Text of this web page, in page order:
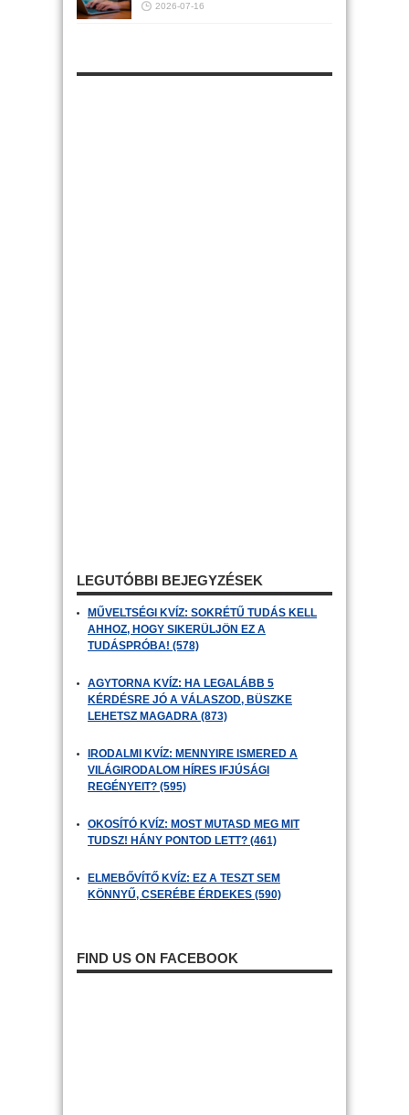
2026-07-16
LEGUTÓBBI BEJEGYZÉSEK
MŰVELTSÉGI KVÍZ: SOKRÉTŰ TUDÁS KELL
AHHOZ, HOGY SIKERÜLJÖN EZ A
TUDÁSPRÓBA! (578)
AGYTORNA KVÍZ: HA LEGALÁBB 5
KÉRDÉSRE JÓ A VÁLASZOD, BÜSZKE
LEHETSZ MAGADRA (873)
IRODALMI KVÍZ: MENNYIRE ISMERED A
VILÁGIRODALOM HÍRES IFJÚSÁGI
REGÉNYEIT? (595)
OKOSÍTÓ KVÍZ: MOST MUTASD MEG MIT
TUDSZ! HÁNY PONTOD LETT? (461)
ELMEBŐVÍTŐ KVÍZ: EZ A TESZT SEM
KÖNNYŰ, CSERÉBE ÉRDEKES (590)
FIND US ON FACEBOOK